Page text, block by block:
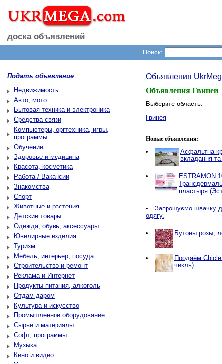
доска объявлений
Поиск:
Подать объявление
Недвижимость
Авто, мото
Бытовая техника и электроника
Средства связи
Компьютеры, оргтехника, игры,
программы
Обучение
Здоровье и медицина
Красота, косметика
Работа / Вакансии
Знакомства
Спорт
Животные и растения
Детские товары
Одежда, обувь, аксессуары
Ювелирные изделия
Туризм
Мебель, интерьер, посуда
Строительство и ремонт
Реклама и Интернет
Продукты питания, алкоголь
Отдам даром
Культура и искусство
Промышленное оборудование
Сырье и материалы
Софт, программы
Музыка
Кино и видео
Объявления
Объявления Гвинеи
Выберите область:
Гвинея
Новые объявления:
Асфальтна
вкладання
ESTRAMON
пластыря
Запрошуємо швачку
одягу.
Бутоны розы,
Продаём
чикль)